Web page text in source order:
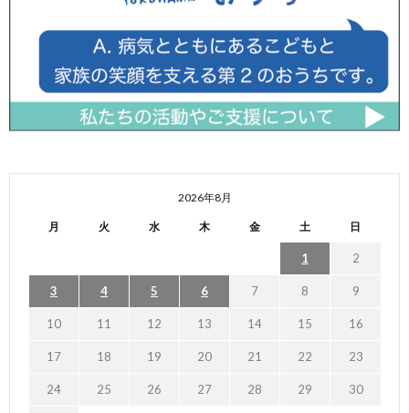
2026年8月
月 火 水 木 金 土 日
1 2
3 4 5 6 7 8 9
10 11 12 13 14 15 16
17 18 19 20 21 22 23
24 25 26 27 28 29 30